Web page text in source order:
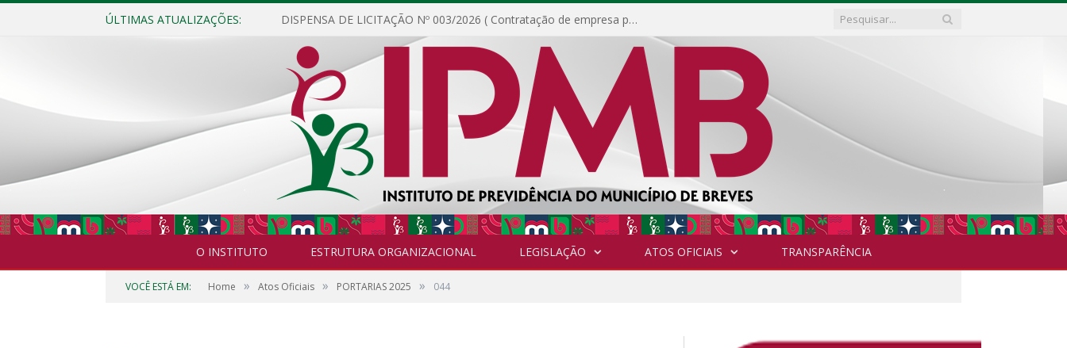
ÚLTIMAS ATUALIZAÇÕES: DISPENSA DE LICITAÇÃO Nº 003/2026 ( Contratação de empresa para fornecimento de gêneros alimentícios não perecíveis, materiais de expediente, descartáveis, copa e cozinha, para análise e posterior publicação.)
O INSTITUTO ESTRUTURA ORGANIZACIONAL LEGISLAÇÃO ATOS OFICIAIS TRANSPARÊNCIA
VOCÊ ESTÁ EM: Home » Atos Oficiais » PORTARIAS 2025 » 044